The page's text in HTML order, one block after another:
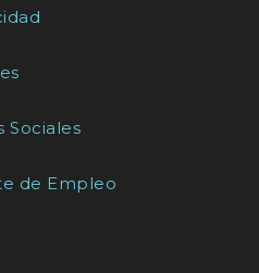
Sociales
de Empleo